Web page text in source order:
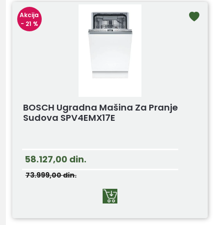
Akcija
- 21 %
BOSCH Ugradna Mašina Za Pranje
Sudova SPV4EMX17E
58.127,00 din.
73.999,00din.